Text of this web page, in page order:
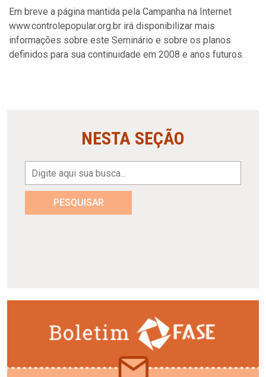
Em breve a página mantida pela Campanha na Internet
www.controlepopular.org.br irá disponibilizar mais
informações sobre este Seminário e sobre os planos
definidos para sua continuidade em 2008 e anos futuros.
NESTA SEÇÃO
PESQUISAR